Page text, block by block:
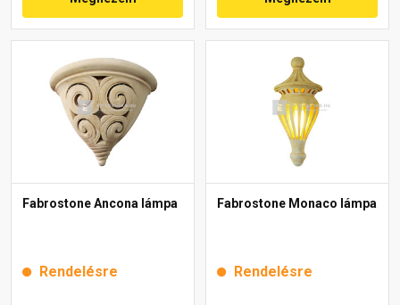
Fabrostone Ancona lámpa
Rendelésre
Fabrostone Monaco lámpa
Rendelésre